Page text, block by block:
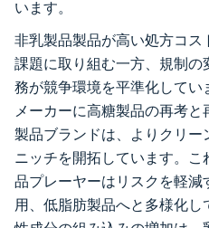
います。
非乳製品製品が高い処方コス
課題に取り組む一方、規制
務が競争環境を平準化して
メーカーに高糖製品の再考
製品ブランドは、よりクリ
ニッチを開拓しています。
品プレーヤーはリスクを軽
用、低脂肪製品へと多様化